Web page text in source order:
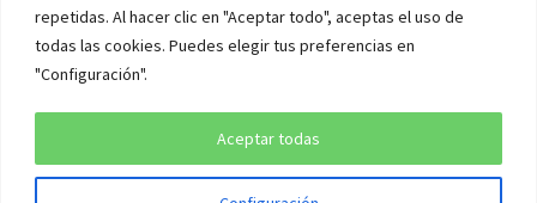
repetidas. Al hacer clic en "Aceptar todo", aceptas el uso de
todas las cookies. Puedes elegir tus preferencias en
"Configuración".
Aceptar todas
Aviso legal
Política de cookies